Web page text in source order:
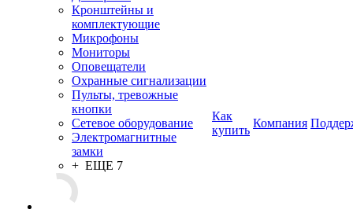
Кронштейны и
комплектующие
Микрофоны
Мониторы
Оповещатели
Охранные сигнализации
Пульты, тревожные
кнопки
Сетевое оборудование
Электромагнитные
замки
+ ЕЩЕ 7
Как
купить
Компания